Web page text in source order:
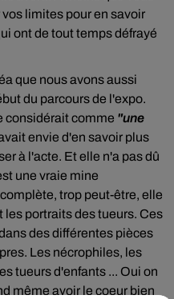
limites pour en savoir
ont de tout temps défrayé
que nous avons aussi
du parcours de l'expo.
considérait comme "une
envie d'en savoir plus
à l'acte. Et elle n'a pas dû
une vraie mine
trop peut-être, elle
portraits des tueurs. Ces
des différentes pièces
Les nécrophiles, les
tueurs d'enfants ... Oui on
même avoir le coeur bien